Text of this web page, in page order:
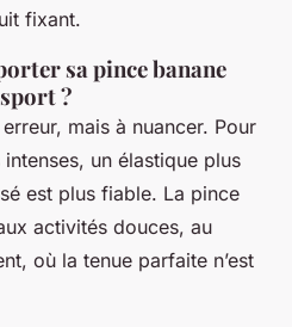
fixant.
sa pince banane
?
mais à nuancer. Pour
un élastique plus
est plus fiable. La pince
activités douces, au
où la tenue parfaite n’est